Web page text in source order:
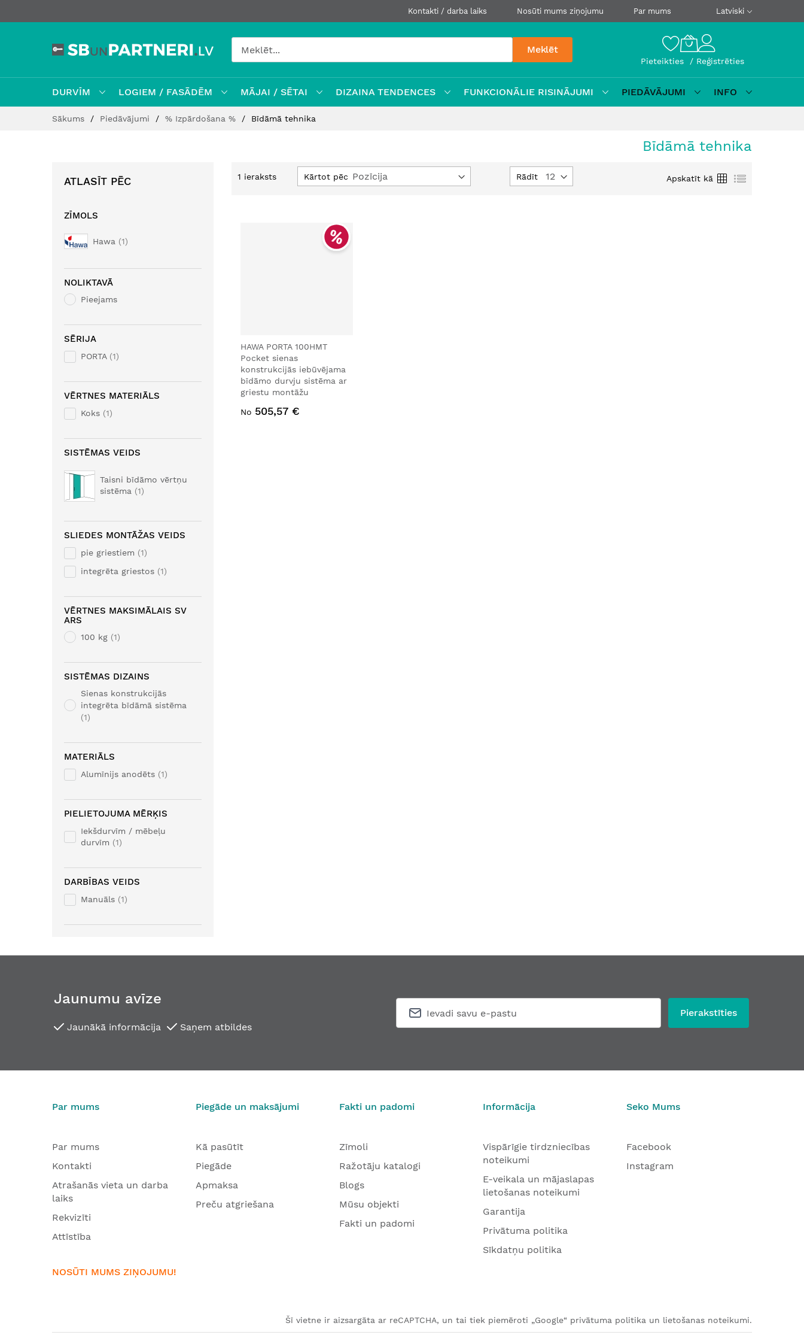
Kontakti / darba laiks Nosūti mums ziņojumu Par mums Latviski
Meklēt
Pieteikties Reģistrēties
DURVĪM LOGIEM / FASĀDĒM MĀJAI / SĒTAI DIZAINA TENDENCES FUNKCIONĀLIE RISINĀJUMI PIEDĀVĀJUMI
INFO
Sākums Piedāvājumi % Izpārdošana % Bīdāmā tehnika
Bīdāmā tehnika
1 ieraksts Kārtot pēc Rādīt Apskatīt kā
RežģisSaraksts
HAWA PORTA 100HMT
Pocket sienas
konstrukcijās iebūvējama
bīdāmo durvju sistēma ar
griestu montāžu
No 505,57 €
ATLASĪT PĒC
ZĪMOLS
Hawa 1
NOLIKTAVĀ
Pieejams
SĒRIJA
PORTA 1
VĒRTNES MATERIĀLS
Koks 1
SISTĒMAS VEIDS
Taisni bīdāmo vērtņu
sistēma
1
SLIEDES MONTĀŽAS VEIDS
pie griestiem
1
integrēta griestos
1
VĒRTNES MAKSIMĀLAIS SV
ARS
100 kg 1
SISTĒMAS DIZAINS
Sienas konstrukcijās
integrēta bīdāmā sistēma
1
MATERIĀLS
Alumīnijs anodēts 1
PIELIETOJUMA MĒRĶIS
Iekšdurvīm / mēbeļu
durvīm
1
DARBĪBAS VEIDS
Manuāls 1
Jaunumu avīze
Jaunākā informācija Saņem atbildes
Pierakstīties
Par mums
Par mums
Kontakti
Atrašanās vieta un darba
laiks
Rekvizīti
Attīstība
NOSŪTI MUMS ZIŅOJUMU!
Piegāde un maksājumi
Kā pasūtīt
Piegāde
Apmaksa
Preču atgriešana
Fakti un padomi
Zīmoli
Ražotāju katalogi
Blogs
Mūsu objekti
Fakti un padomi
Informācija
Vispārīgie tirdzniecības
noteikumi
E-veikala un mājaslapas
lietošanas noteikumi
Garantija
Privātuma politika
Sīkdatņu politika
Seko Mums
Facebook
Instagram
Šī vietne ir aizsargāta ar reCAPTCHA, un tai tiek piemēroti „Google“ privātuma politika un lietošanas noteikumi.